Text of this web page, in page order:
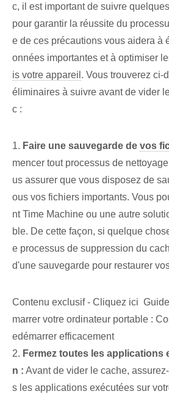
c, il est important de suivre
pour garantir la réussite du
e de ces précautions vous aidera à
onnées importantes et à optimiser
is votre appareil . Vous trouverez ci-
éliminaires à suivre avant de vider
c :
1. Faire une ⁣sauvegarde de‌ vos
mencer tout processus de
us assurer que vous disposez de
ous vos fichiers importants. Vous
nt Time Machine ou une autre
ble. De cette façon, si quelque
e processus de suppression du
d'une sauvegarde pour restaurer
Contenu exclusif - Cliquez ici
marrer votre ordinateur portable :
edémarrer efficacement
2. Fermez toutes les applications
n : Avant de vider le cache,
s les applications exécutées sur